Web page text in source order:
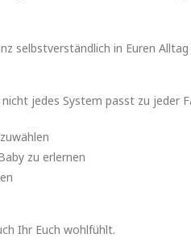
selbstverständlich in Euren
jedes System passt zu jeder
zu erlernen
Ihr Euch wohlfühlt.